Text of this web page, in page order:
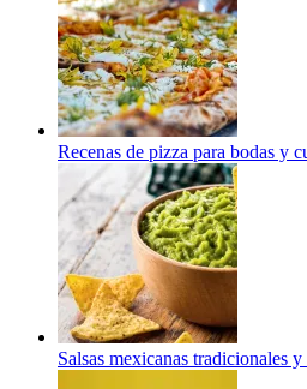
Recenas de pizza para bodas y
Salsas mexicanas tradicionales y